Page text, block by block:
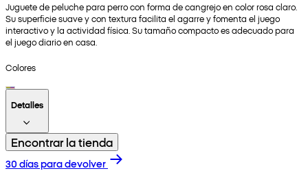
Juguete de peluche para perro con forma de cangrejo en color rosa claro.
Su superficie suave y con textura facilita el agarre y fomenta el juego
interactivo y la actividad física. Su tamaño compacto es adecuado para
el juego diario en casa.
Colores
Detalles
Encontrar la tienda
30 días para devolver